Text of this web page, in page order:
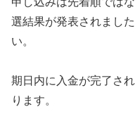
選結果が発表されまし
い。
期日内に入金が完了さ
ります。